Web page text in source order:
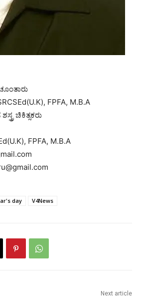
FPFA, M.B.A
ಚಿಕಿತ್ಸಕರು
FPFA, M.B.A
day V4News
Next article